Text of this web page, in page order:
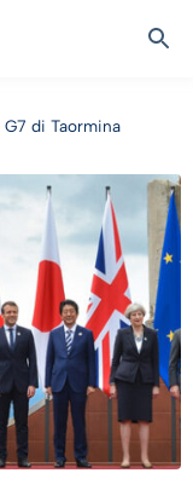
di Taormina